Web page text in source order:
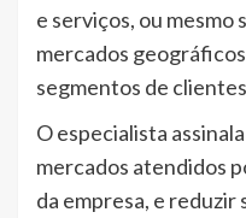
e serviços, ou mesmo
mercados
segmentos de
O especialista
mercados atendidos
da empresa, e reduzir